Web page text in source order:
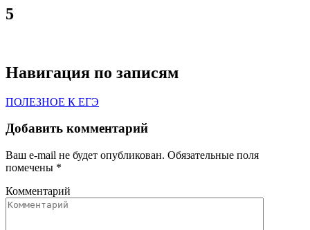
5
Навигация по записям
ПОЛЕЗНОЕ К ЕГЭ
Добавить комментарий
Ваш e-mail не будет опубликован. Обязательные поля
помечены *
Комментарий